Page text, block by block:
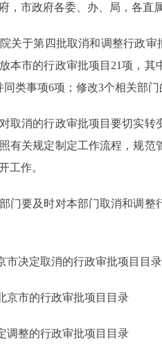
兑现
公开
服务
服务
服务
，市政府各委、办、局，各直
于第四批取消和调整行政审
本市的行政审批项目21项，
同类事项6项；修改3个相关部
消的行政审批项目要切实转
有关规定制定工作流程，规
工作。
要及时对本部门取消和调整
决定取消的行政审批项目目录
市的行政审批项目目录
整的行政审批项目目录